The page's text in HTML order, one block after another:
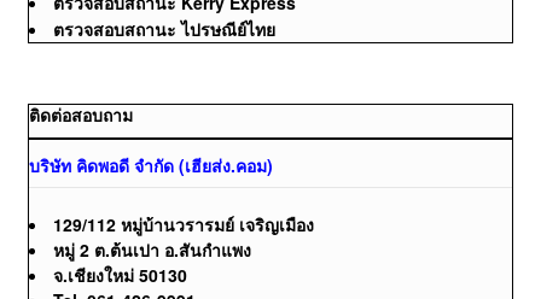
ตรวจสอบสถานะ ไปรษณีย์ไทย
ติดต่อสอบถาม
บริษัท คิดพอดี จำกัด (เฮียส่ง.คอม)
129/112 หมู่บ้านวรารมย์ เจริญเมือง
หมู่ 2 ต.ต้นเปา อ.สันกำแพง
จ.เชียงใหม่ 50130